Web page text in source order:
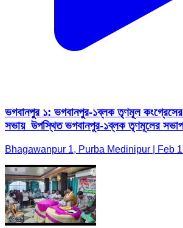
ভগবানপুর ১: ভগবানপুর-১ব্লক তৃণমূল কংগ্রেসের
সভায় উপস্থিত ভগবানপুর-১ব্লক তৃণমূলের
Bhagawanpur 1, Purba Medinipur | Feb